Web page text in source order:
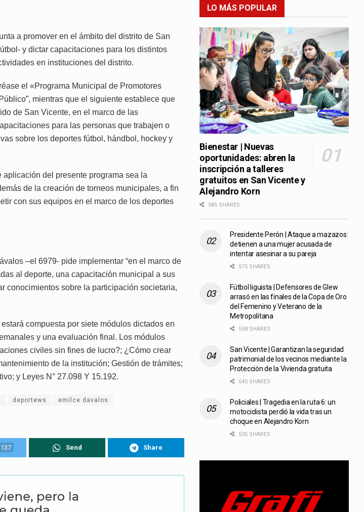
a promover en el ámbito del distrito de San
y dictar capacitaciones para los distintos
en instituciones del distrito.
el «Programa Municipal de Promotores
mientras que el siguiente establece que
de San Vicente, en el marco de las
para las personas que trabajen o
sobre los deportes fútbol, hándbol, hockey y
del presente programa sea la
de la creación de torneos municipales, a fin
con sus equipos en el marco de los deportes
–el 6979- pide implementar “en el marco de
al deporte, una capacitación municipal a sus
conocimientos sobre la participación societaria,
compuesta por siete módulos dictados en
y una evaluación final. Los módulos
civiles sin fines de lucro?; ¿Cómo crear
de la institución; Gestión de trámites;
y Leyes N° 27.098 Y 15.192.
deportews emilce davalos
137 Send Share
LO MÁS POPULAR
Bienestar | Nuevas
oportunidades: abren la
inscripción a talleres
gratuitos en San Vicente y
Alejandro Korn
585 SHARES
Presidente Perón | Ataque a mazazos:
detienen a una mujer acusada de
intentar asesinar a su pareja
575 SHARES
Fútbol liguista | Defensores de Glew
arrasó en las finales de la Copa de Oro
del Femenino y Veterano de la
Metropolitana
558 SHARES
San Vicente | Garantizan la seguridad
patrimonial de los vecinos mediante la
Protección de la Vivienda gratuita
540 SHARES
Policiales | Tragedia en la ruta 6: un
motociclista perdió la vida tras un
choque en Alejandro Korn
535 SHARES